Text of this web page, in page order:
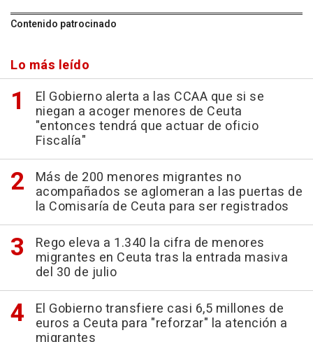
Contenido patrocinado
Lo más leído
El Gobierno alerta a las CCAA que si se
niegan a acoger menores de Ceuta
"entonces tendrá que actuar de oficio
Fiscalía"
Más de 200 menores migrantes no
acompañados se aglomeran a las puertas de
la Comisaría de Ceuta para ser registrados
Rego eleva a 1.340 la cifra de menores
migrantes en Ceuta tras la entrada masiva
del 30 de julio
El Gobierno transfiere casi 6,5 millones de
euros a Ceuta para "reforzar" la atención a
migrantes